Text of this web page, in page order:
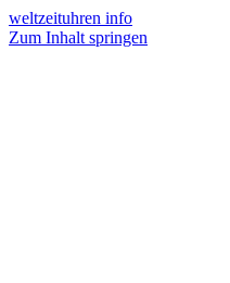
weltzeituhren info
Zum Inhalt springen